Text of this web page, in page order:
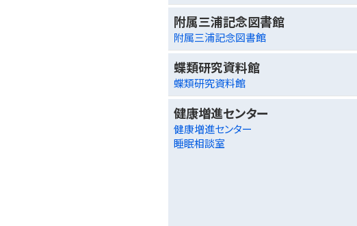
附属三浦記念図書館
附属三浦記念図書館
蝶類研究資料館
蝶類研究資料館
健康増進センター
健康増進センター
睡眠相談室